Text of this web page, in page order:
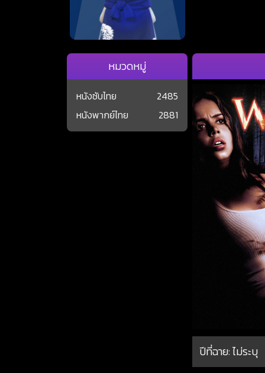
ปีที่ฉาย:ไม่ระบุ
หมวดหมู่
หนังซับไทย
2485
หนังพากย์ไทย
2881